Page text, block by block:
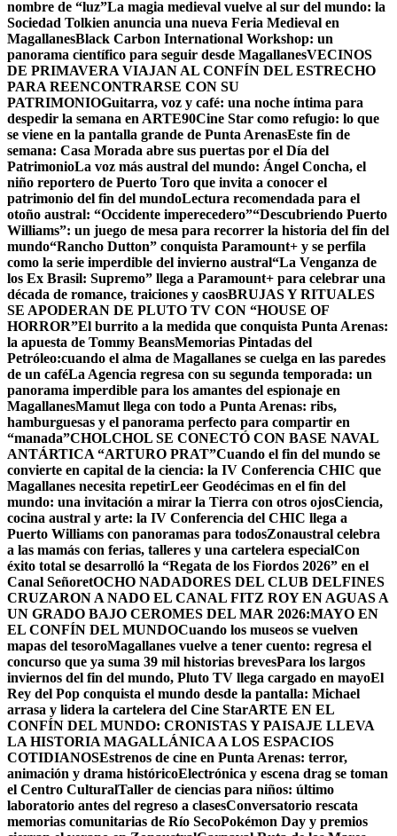
nombre de “luz”La magia medieval vuelve al sur del mundo: la
Sociedad Tolkien anuncia una nueva Feria Medieval en
MagallanesBlack Carbon International Workshop: un
panorama científico para seguir desde MagallanesVECINOS
DE PRIMAVERA VIAJAN AL CONFÍN DEL ESTRECHO
PARA REENCONTRARSE CON SU
PATRIMONIOGuitarra, voz y café: una noche íntima para
despedir la semana en ARTE90Cine Star como refugio: lo que
se viene en la pantalla grande de Punta ArenasEste fin de
semana: Casa Morada abre sus puertas por el Día del
PatrimonioLa voz más austral del mundo: Ángel Concha, el
niño reportero de Puerto Toro que invita a conocer el
patrimonio del fin del mundoLectura recomendada para el
otoño austral: “Occidente imperecedero”“Descubriendo Puerto
Williams”: un juego de mesa para recorrer la historia del fin del
mundo“Rancho Dutton” conquista Paramount+ y se perfila
como la serie imperdible del invierno austral“La Venganza de
los Ex Brasil: Supremo” llega a Paramount+ para celebrar una
década de romance, traiciones y caosBRUJAS Y RITUALES
SE APODERAN DE PLUTO TV CON “HOUSE OF
HORROR”El burrito a la medida que conquista Punta Arenas:
la apuesta de Tommy BeansMemorias Pintadas del
Petróleo:cuando el alma de Magallanes se cuelga en las paredes
de un caféLa Agencia regresa con su segunda temporada: un
panorama imperdible para los amantes del espionaje en
MagallanesMamut llega con todo a Punta Arenas: ribs,
hamburguesas y el panorama perfecto para compartir en
“manada”CHOLCHOL SE CONECTÓ CON BASE NAVAL
ANTÁRTICA “ARTURO PRAT”Cuando el fin del mundo se
convierte en capital de la ciencia: la IV Conferencia CHIC que
Magallanes necesita repetirLeer Geodécimas en el fin del
mundo: una invitación a mirar la Tierra con otros ojosCiencia,
cocina austral y arte: la IV Conferencia del CHIC llega a
Puerto Williams con panoramas para todosZonaustral celebra
a las mamás con ferias, talleres y una cartelera especialCon
éxito total se desarrolló la “Regata de los Fiordos 2026” en el
Canal SeñoretOCHO NADADORES DEL CLUB DELFINES
CRUZARON A NADO EL CANAL FITZ ROY EN AGUAS A
UN GRADO BAJO CEROMES DEL MAR 2026:MAYO EN
EL CONFÍN DEL MUNDOCuando los museos se vuelven
mapas del tesoroMagallanes vuelve a tener cuento: regresa el
concurso que ya suma 39 mil historias brevesPara los largos
inviernos del fin del mundo, Pluto TV llega cargado en mayoEl
Rey del Pop conquista el mundo desde la pantalla: Michael
arrasa y lidera la cartelera del Cine StarARTE EN EL
CONFÍN DEL MUNDO: CRONISTAS Y PAISAJE LLEVA
LA HISTORIA MAGALLÁNICA A LOS ESPACIOS
COTIDIANOSEstrenos de cine en Punta Arenas: terror,
animación y drama históricoElectrónica y escena drag se toman
el Centro CulturalTaller de ciencias para niños: último
laboratorio antes del regreso a clasesConversatorio rescata
memorias comunitarias de Río SecoPokémon Day y premios